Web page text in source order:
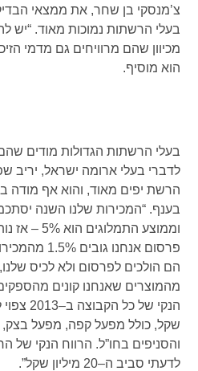
צ’מנסקי בן שחר, את ממצאי
בעלי הרשתות נמוכות מאוד. “יש
מכיוון שהם מרוויחים גם מדמי
הוא מוסיף.
בעלי הרשתות הגדולות מודים
הרשת יפים מאוד, והוא אף מודה
הם הולכים לפרסום ולא לכיס שלנו,
מהמוצרים שאנחנו קונים מהספקים
שקל, כולל מפעל קפה, מפעל בצק,
לדעתי סביב ה–20 מיליון שקל”.